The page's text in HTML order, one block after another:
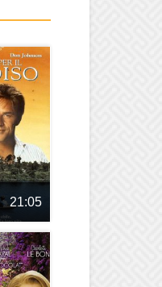
21:05